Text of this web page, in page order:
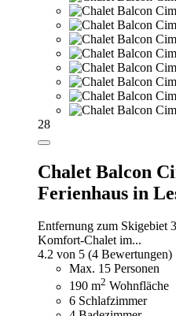
28
Chalet Balcon
Ferienhaus in
Entfernung zum Skigebiet
Komfort-Chalet im...
4.2 von 5 (4 Bewertungen)
Max. 15 Personen
190 m2 Wohnfläche
6 Schlafzimmer